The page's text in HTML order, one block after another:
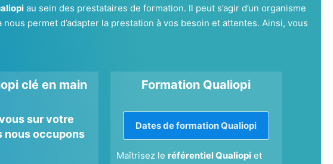
au sein des prestataires de formation. Il peut s’agir d’un organisme
permet d’adapter la prestation à vos besoin et attentes. Ainsi, vous
clé en main
sur votre
nous occupons
Formation Qualiopi
Dates de formation Qualiopi
Maîtrisez le référentiel Qualiopiet